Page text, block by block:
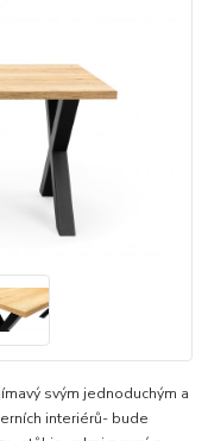
svým jednoduchým a
interiérů- bude